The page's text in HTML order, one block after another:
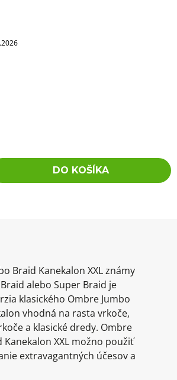
DO KOŠÍKA
Braid Kanekalon XXL známy
alebo Super Braid je
klasického Ombre Jumbo
vhodná na rasta vrkoče,
a klasické dredy. Ombre
Kanekalon XXL možno použiť
extravagantných účesov a